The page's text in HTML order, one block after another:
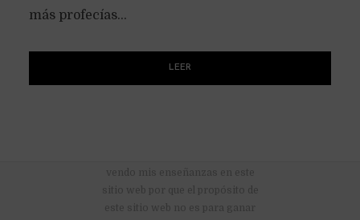
más profecías...
LEER
vendo mis enseñanzas en este
sitio web por que el propósito de
este sitio web no es para ganar